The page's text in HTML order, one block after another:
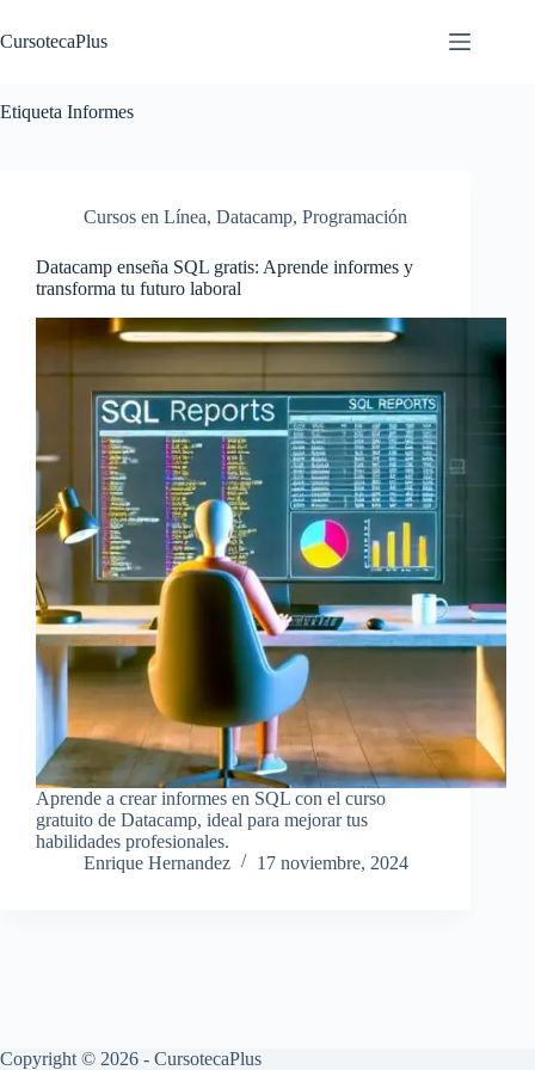
al
contenido
CursotecaPlus
Etiqueta Informes
Cursos en Línea, Datacamp, Programación
Datacamp enseña SQL gratis: Aprende informes y
transforma tu futuro laboral
Aprende a crear informes en SQL con el curso
gratuito de Datacamp, ideal para mejorar tus
habilidades profesionales.
Enrique Hernandez
17 noviembre, 2024
Copyright © 2026 - CursotecaPlus